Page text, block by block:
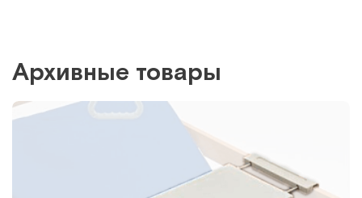
Архивные товары